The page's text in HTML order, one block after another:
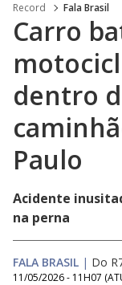
Record Fala Brasil
Carro
dentro
Paulo
Acidente
na perna
FALA BRASIL | Do
11/05/2026 - 11H07